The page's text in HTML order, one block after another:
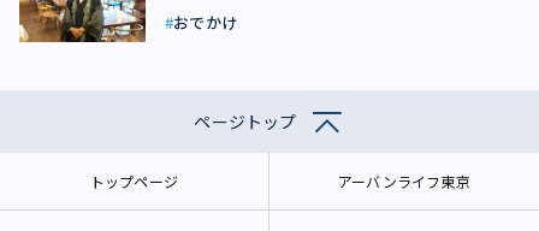
おでかけ
ページトップ
トップページ アーバンライフ東京